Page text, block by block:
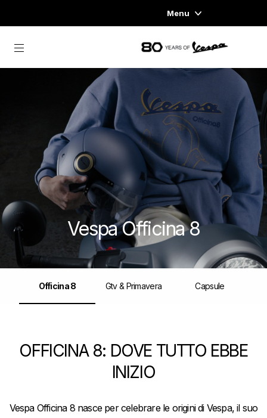
Menu
Home
GAMMA VEICOLI
ABBIGLIAMENTO E LIFESTYLE
ESPERIENZE
CONCEPT STORE
Vai al contenuto principale
Vespa Officina 8
Officina 8 Gtv & Primavera Capsule
OFFICINA 8: DOVE TUTTO EBBE
INIZIO
Vespa Officina 8 nasce per celebrare le origini di Vespa, il suo